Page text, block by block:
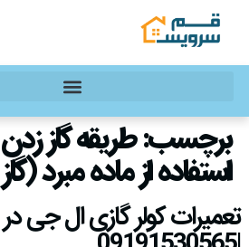
برچسب:طریقه گاز
استفاده از ماده مبرد
تعمیرات کولر گازی ال جی